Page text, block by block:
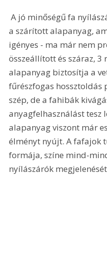
A jó minőségű fa nyílászáró legfontosabb feltétele
a szárított alapanyag,
igényes - ma már nem
összeállított és száraz,
alapanyag biztosítja a
fűrészfogas
szép, de a fahibák
anyagfelhasználást tesz
alapanyag viszont már
élményt nyújt. A fafajok
formája, színe mind-
nyílászárók megjelenését